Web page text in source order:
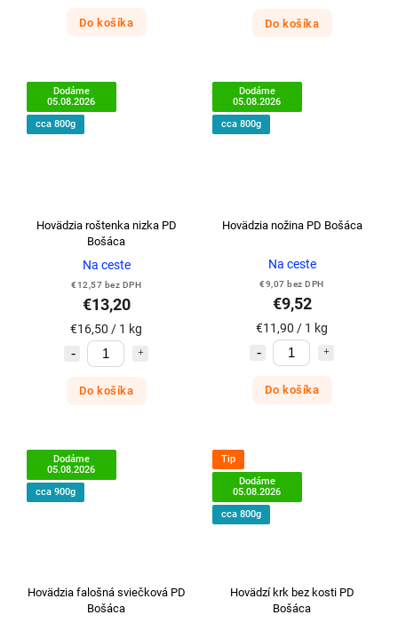
Do košíka Do košíka
Dodáme
05.08.2026
cca 800g
Hovädzia roštenka nizka PD
Bošáca
Na ceste
€12,57 bez DPH
€13,20
€16,50 / 1 kg
Do košíka
Dodáme
05.08.2026
cca 800g
Hovädzia nožina PD Bošáca
Na ceste
€9,07 bez DPH
€9,52
€11,90 / 1 kg
Do košíka
Dodáme
05.08.2026
cca 900g
Hovädzia falošná sviečková PD
Bošáca
Tip
Dodáme
05.08.2026
cca 800g
Hovädzí krk bez kosti PD
Bošáca